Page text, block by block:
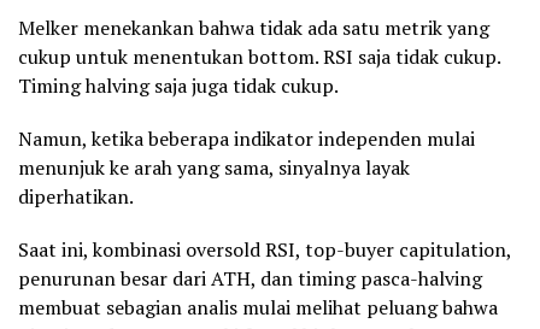
Melker menekankan bahwa tidak ada satu metrik yang
cukup untuk menentukan bottom. RSI saja tidak cukup.
Timing halving saja juga tidak cukup.
Namun, ketika beberapa indikator independen mulai
menunjuk ke arah yang sama, sinyalnya layak
diperhatikan.
Saat ini, kombinasi oversold RSI, top-buyer capitulation,
penurunan besar dari ATH, dan timing pasca-halving
membuat sebagian analis mulai melihat peluang bahwa